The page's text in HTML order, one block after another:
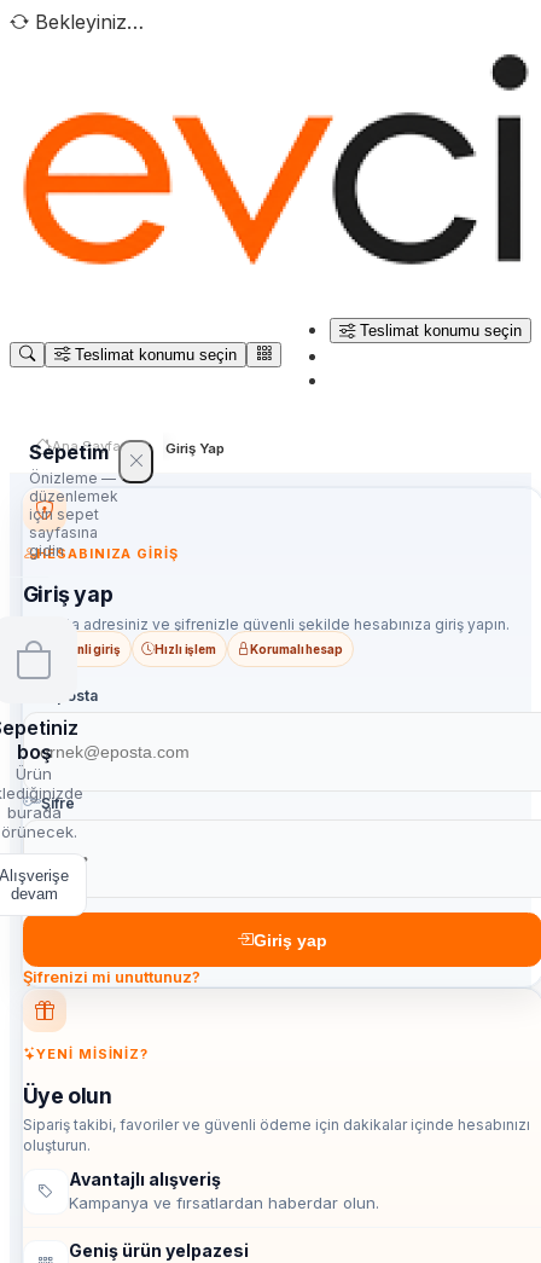
Bekleyiniz…
Teslimat konumu seçin
Teslimat konumu seçin
Sepetim
Önizleme —
düzenlemek
için sepet
sayfasına
gidin
boş
Ürün
burada
Alışverişe
devam
Ana Sayfa Giriş Yap
HESABINIZA GIRIŞ
Giriş yap
E-posta adresiniz ve şifrenizle güvenli şekilde hesabınıza giriş yapın.
Güvenli giriş Hızlı işlem Korumalı hesap
E-posta
Şifre
Giriş yap
Şifrenizi mi unuttunuz?
YENI MISINIZ?
Üye olun
Sipariş takibi, favoriler ve güvenli ödeme için dakikalar içinde hesabınızı
oluşturun.
Avantajlı alışveriş
Kampanya ve fırsatlardan haberdar olun.
Geniş ürün yelpazesi